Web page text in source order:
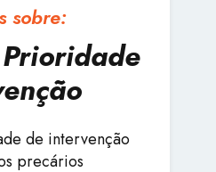
sobre:
de intervenção
precários